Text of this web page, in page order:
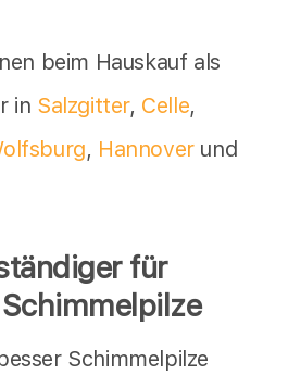
beim Hauskauf als
in Salzgitter, Celle,
, Hannoverund
für
Schimmelpilze